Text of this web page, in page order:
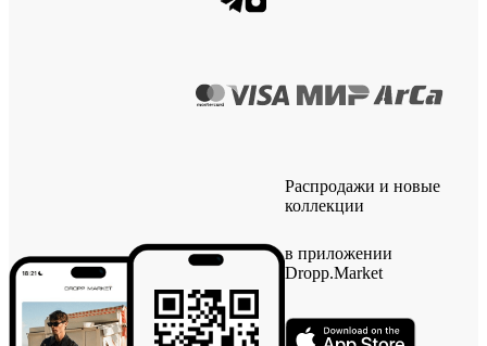
Распродажи и новые
коллекции
в приложении
Dropp.Market